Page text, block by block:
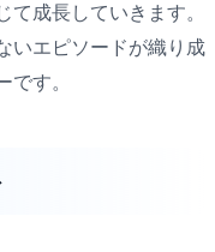
成長していきます。
いエピソードが織り成
です。